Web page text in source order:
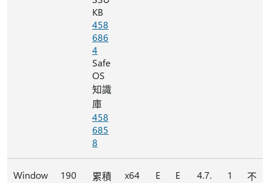
KB
458
686
4
Safe
OS
知識
庫
458
685
8
Window
190
累積
x64
E
E
4.7.
1
不